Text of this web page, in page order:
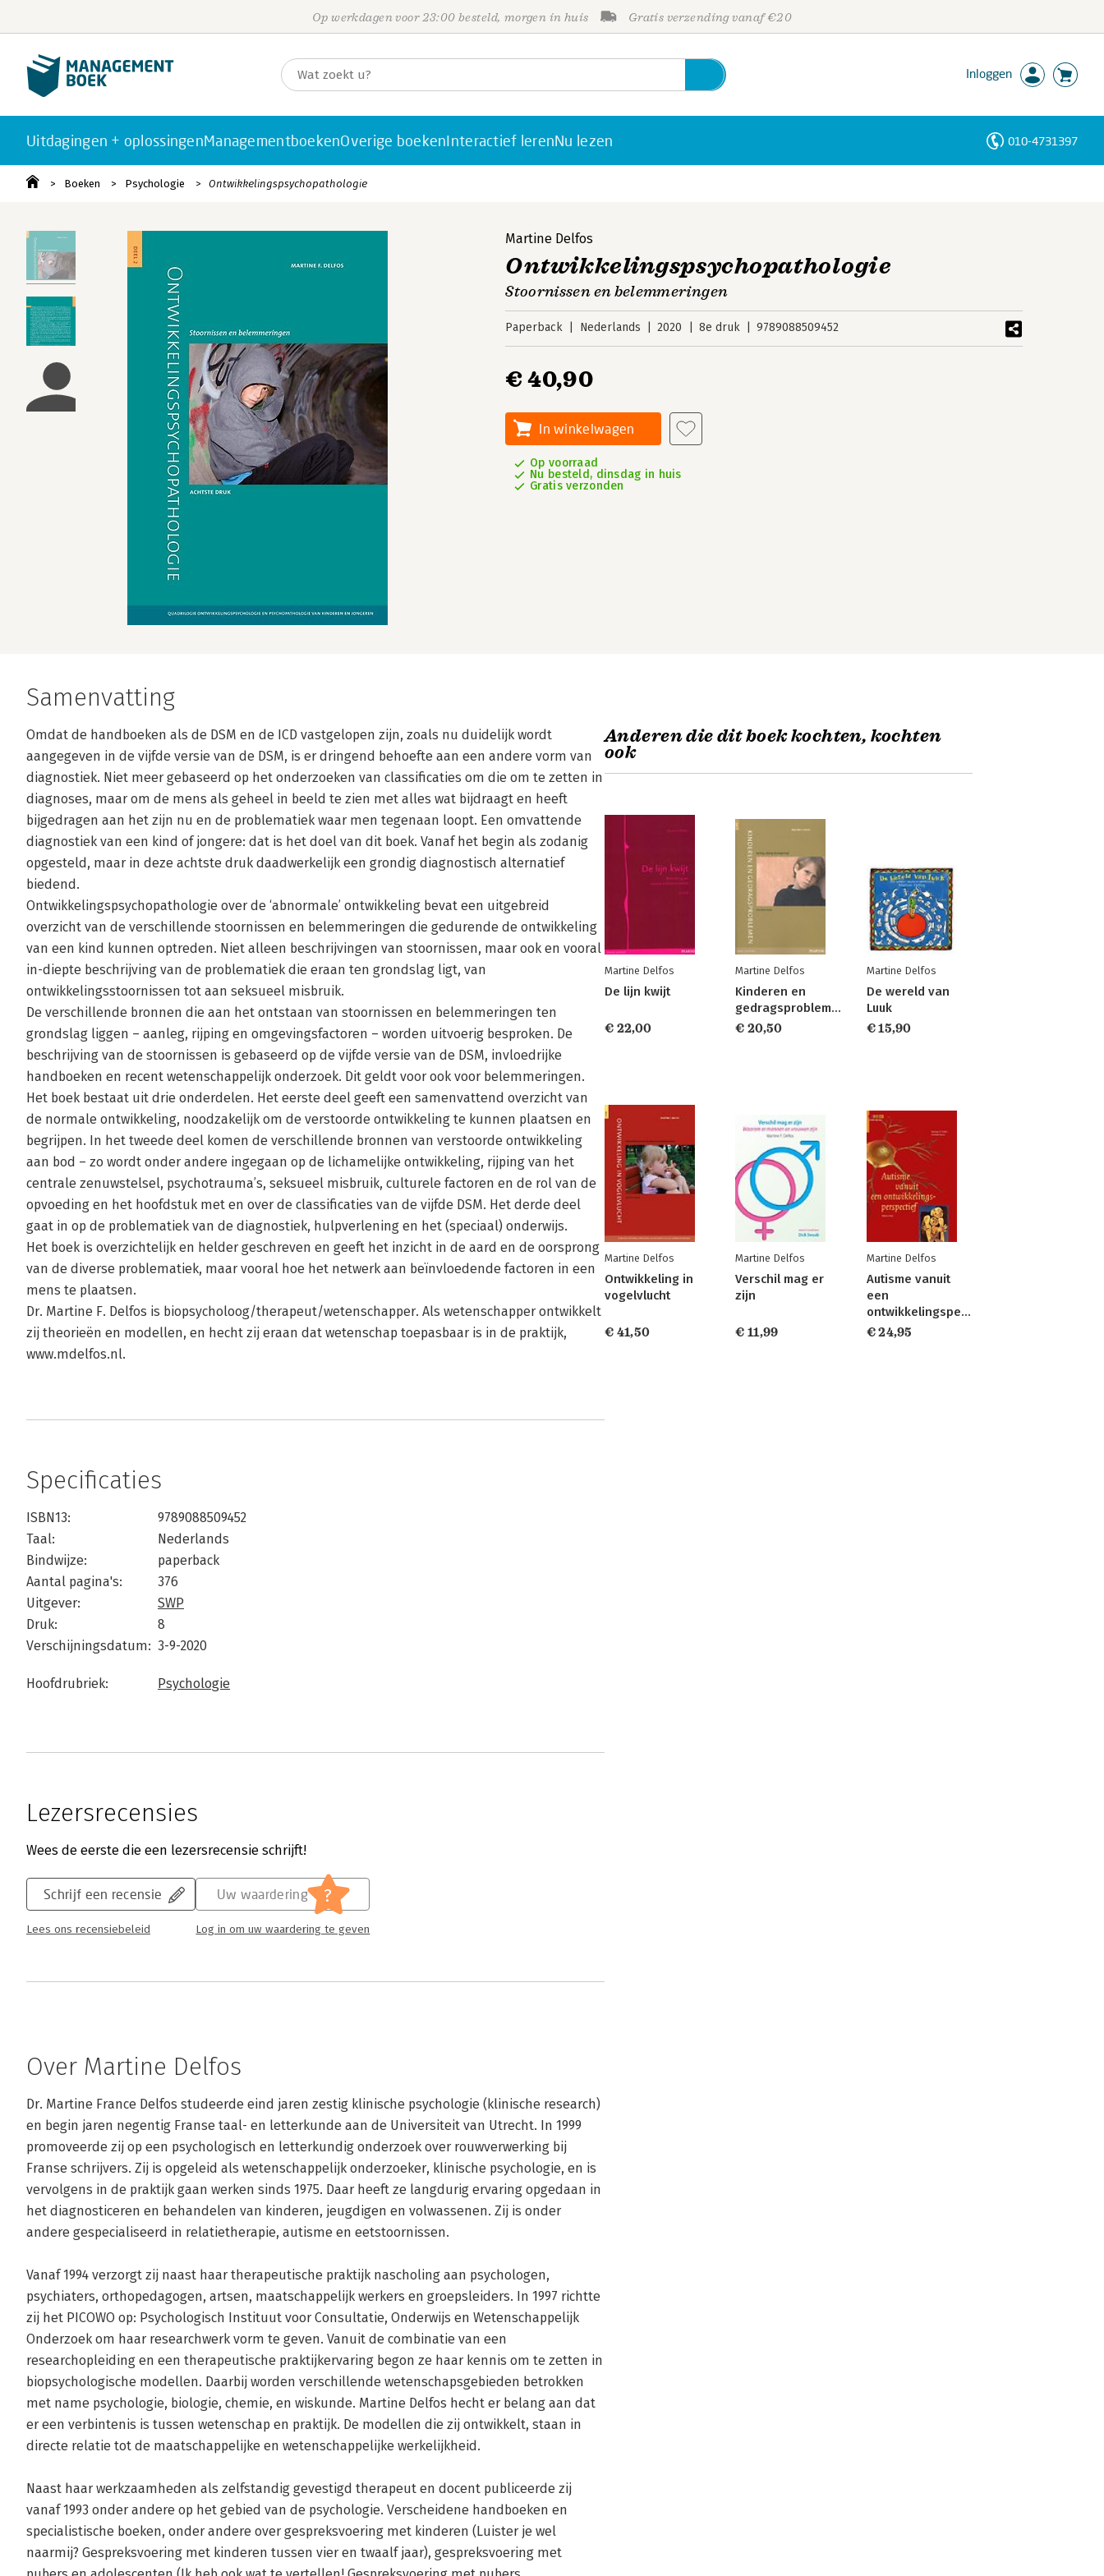
Op werkdagen voor 23:00 besteld, morgen in huis Gratis verzending vanaf €20
Inloggen
Uitdagingen + oplossingenManagementboekenOverige boekenInteractief lerenNu lezen 010-4731397
Boeken Psychologie Ontwikkelingspsychopathologie
Martine Delfos
Ontwikkelingspsychopathologie
Stoornissen en belemmeringen
Paperback Nederlands 2020 8e druk 9789088509452
€ 40,90
In winkelwagen
Op voorraad
Nu besteld, dinsdag in huis
Gratis verzonden
Samenvatting
Omdat de handboeken als de DSM en de ICD vastgelopen zijn, zoals nu duidelijk wordt
aangegeven in de vijfde versie van de DSM, is er dringend behoefte aan een andere vorm van
diagnostiek. Niet meer gebaseerd op het onderzoeken van classificaties om die om te zetten in
diagnoses, maar om de mens als geheel in beeld te zien met alles wat bijdraagt en heeft
bijgedragen aan het zijn nu en de problematiek waar men tegenaan loopt. Een omvattende
diagnostiek van een kind of jongere: dat is het doel van dit boek. Vanaf het begin als zodanig
opgesteld, maar in deze achtste druk daadwerkelijk een grondig diagnostisch alternatief
biedend.
Ontwikkelingspsychopathologie over de ‘abnormale’ ontwikkeling bevat een uitgebreid
overzicht van de verschillende stoornissen en belemmeringen die gedurende de ontwikkeling
van een kind kunnen optreden. Niet alleen beschrijvingen van stoornissen, maar ook en vooral
in-diepte beschrijving van de problematiek die eraan ten grondslag ligt, van
ontwikkelingsstoornissen tot aan seksueel misbruik.
De verschillende bronnen die aan het ontstaan van stoornissen en belemmeringen ten
grondslag liggen – aanleg, rijping en omgevingsfactoren – worden uitvoerig besproken. De
beschrijving van de stoornissen is gebaseerd op de vijfde versie van de DSM, invloedrijke
handboeken en recent wetenschappelijk onderzoek. Dit geldt voor ook voor belemmeringen.
Het boek bestaat uit drie onderdelen. Het eerste deel geeft een samenvattend overzicht van
de normale ontwikkeling, noodzakelijk om de verstoorde ontwikkeling te kunnen plaatsen en
begrijpen. In het tweede deel komen de verschillende bronnen van verstoorde ontwikkeling
aan bod – zo wordt onder andere ingegaan op de lichamelijke ontwikkeling, rijping van het
centrale zenuwstelsel, psychotrauma’s, seksueel misbruik, culturele factoren en de rol van de
opvoeding en het hoofdstuk met en over de classificaties van de vijfde DSM. Het derde deel
gaat in op de problematiek van de diagnostiek, hulpverlening en het (speciaal) onderwijs.
Het boek is overzichtelijk en helder geschreven en geeft het inzicht in de aard en de oorsprong
van de diverse problematiek, maar vooral hoe het netwerk aan beïnvloedende factoren in een
mens te plaatsen.
Dr. Martine F. Delfos is biopsycholoog/therapeut/wetenschapper. Als wetenschapper ontwikkelt
zij theorieën en modellen, en hecht zij eraan dat wetenschap toepasbaar is in de praktijk,
www.mdelfos.nl.
Specificaties
ISBN13:
9789088509452
Taal:
Nederlands
Bindwijze:
paperback
Aantal pagina's:
376
Uitgever:
SWP
Druk:
8
Verschijningsdatum: 3-9-2020
Hoofdrubriek: Psychologie
Lezersrecensies
Wees de eerste die een lezersrecensie schrijft!
Schrijf een recensie
Lees ons recensiebeleid
Uw waardering ?
Log in om uw waardering te geven
Over Martine Delfos
Dr. Martine France Delfos studeerde eind jaren zestig klinische psychologie (klinische research)
en begin jaren negentig Franse taal- en letterkunde aan de Universiteit van Utrecht. In 1999
promoveerde zij op een psychologisch en letterkundig onderzoek over rouwverwerking bij
Franse schrijvers. Zij is opgeleid als wetenschappelijk onderzoeker, klinische psychologie, en is
vervolgens in de praktijk gaan werken sinds 1975. Daar heeft ze langdurig ervaring opgedaan in
het diagnosticeren en behandelen van kinderen, jeugdigen en volwassenen. Zij is onder
andere gespecialiseerd in relatietherapie, autisme en eetstoornissen.
Vanaf 1994 verzorgt zij naast haar therapeutische praktijk nascholing aan psychologen,
psychiaters, orthopedagogen, artsen, maatschappelijk werkers en groepsleiders. In 1997 richtte
zij het PICOWO op: Psychologisch Instituut voor Consultatie, Onderwijs en Wetenschappelijk
Onderzoek om haar researchwerk vorm te geven. Vanuit de combinatie van een
researchopleiding en een therapeutische praktijkervaring begon ze haar kennis om te zetten in
biopsychologische modellen. Daarbij worden verschillende wetenschapsgebieden betrokken
met name psychologie, biologie, chemie, en wiskunde. Martine Delfos hecht er belang aan dat
er een verbintenis is tussen wetenschap en praktijk. De modellen die zij ontwikkelt, staan in
directe relatie tot de maatschappelijke en wetenschappelijke werkelijkheid.
Naast haar werkzaamheden als zelfstandig gevestigd therapeut en docent publiceerde zij
vanaf 1993 onder andere op het gebied van de psychologie. Verscheidene handboeken en
specialistische boeken, onder andere over gespreksvoering met kinderen (Luister je wel
naarmij? Gespreksvoering met kinderen tussen vier en twaalf jaar), gespreksvoering met
Anderen die dit boek kochten, kochten
ook
Martine Delfos
De lijn kwijt
€ 22,00
Martine Delfos
Kinderen en
gedragsproblemen
€ 20,50
Martine Delfos
De wereld van
Luuk
€ 15,90
Martine Delfos
Ontwikkeling in
vogelvlucht
€ 41,50
Martine Delfos
Verschil mag er
zijn
€ 11,99
Martine Delfos
Autisme vanuit
een
ontwikkelingsperspectief
€ 24,95
Personen